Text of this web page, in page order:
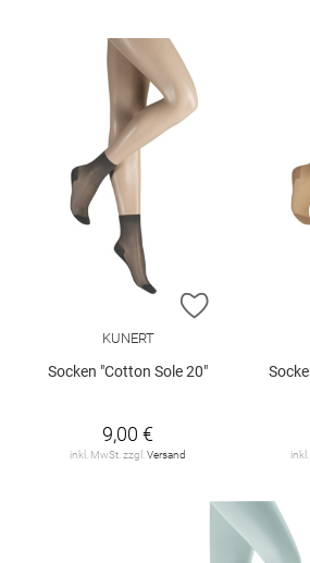
ZUR
KUNERT
Socken "Cotton Sole 20"
9,00 €
inkl. MwSt. zzgl. Versand